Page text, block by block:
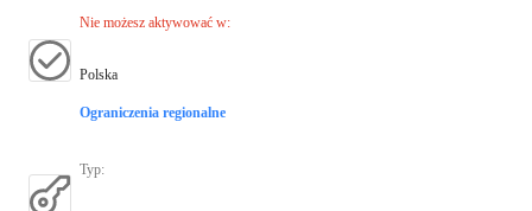
Nie możesz aktywować w:
Polska
Ograniczenia regionalne
Typ: